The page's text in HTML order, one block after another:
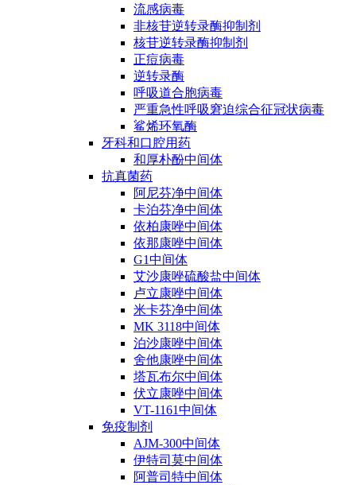
流感病毒
非核苷逆转录酶抑制剂
核苷逆转录酶抑制剂
正痘病毒
逆转录酶
呼吸道合胞病毒
严重急性呼吸窘迫综合征冠状病毒
鲨烯环氧酶
牙科和口腔用药
和厚朴酚中间体
抗真菌药
阿尼芬净中间体
卡泊芬净中间体
依柏康唑中间体
依那康唑中间体
G1中间体
艾沙康唑硫酸盐中间体
卢立康唑中间体
米卡芬净中间体
MK 3118中间体
泊沙康唑中间体
舍他康唑中间体
塔瓦布尔中间体
伏立康唑中间体
VT-1161中间体
免疫制剂
AJM-300中间体
伊特司莫中间体
阿普司特中间体